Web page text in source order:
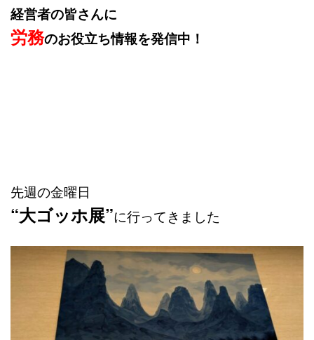
経営者の皆さんに
労務のお役立ち情報を発信中！
先週の金曜日
“大ゴッホ展”に行ってきました